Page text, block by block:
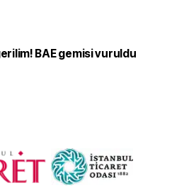
BAE gemisi vuruldu